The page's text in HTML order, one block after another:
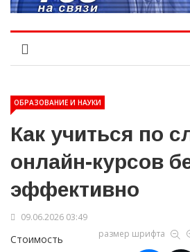
ОБРАЗОВАНИЕ И НАУКИ
Как учиться по
онлайн-курсов
эффективно
09.06.2026 03:49
размер шрифта
Стоимость